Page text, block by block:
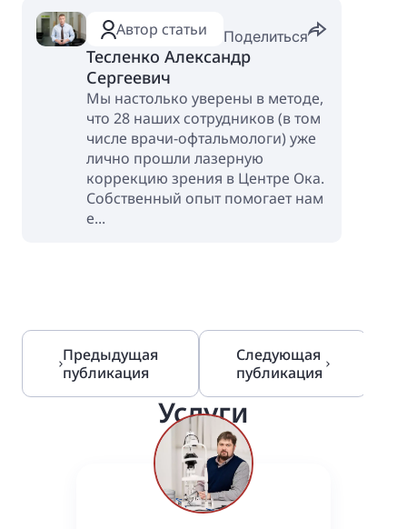
Автор статьи Поделиться
Тесленко Александр
Сергеевич
Мы настолько уверены в методе,
что 28 наших сотрудников (в том
числе врачи-офтальмологи) уже
лично прошли лазерную
коррекцию зрения в Центре Ока.
Собственный опыт помогает нам
е...
Предыдущая
публикация
Следующая
публикация
Услуги